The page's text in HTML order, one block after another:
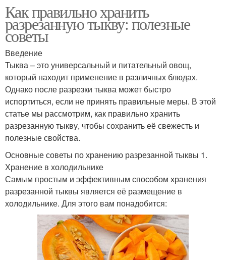
Как правильно хранить
разрезанную тыкву: полезные
советы
Введение
Тыква – это универсальный и питательный овощ,
который находит применение в различных блюдах.
Однако после разрезки тыква может быстро
испортиться, если не принять правильные меры. В этой
статье мы рассмотрим, как правильно хранить
разрезанную тыкву, чтобы сохранить её свежесть и
полезные свойства.
Основные советы по хранению разрезанной тыквы 1.
Хранение в холодильнике
Самым простым и эффективным способом хранения
разрезанной тыквы является её размещение в
холодильнике. Для этого вам понадобится: